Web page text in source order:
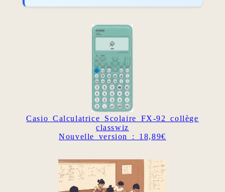
Casio Calculatrice Scolaire FX-92 collège
classwiz
Nouvelle version : 18,89€